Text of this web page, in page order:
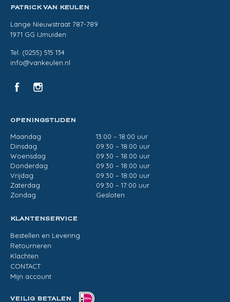
PATRICK VAN KEULEN
Lange Nieuwstraat 787-789
1971 GG IJmuiden
Tel. (0255) 515 134
info@vankeulen.nl
OPENINGSTIJDEN
Maandag
13:00 – 18:00 uur
Dinsdag
09:30 – 18:00 uur
Woensdag
09:30 – 18:00 uur
Donderdag
09:30 – 18:00 uur
Vrijdag
09:30 – 18:00 uur
Zaterdag
09:30 – 17:00 uur
Zondag
Gesloten
KLANTENSERVICE
Bestellen en Levering
Retourneren
Klachten
CONTACT
Mijn account
VEILIG BETALEN